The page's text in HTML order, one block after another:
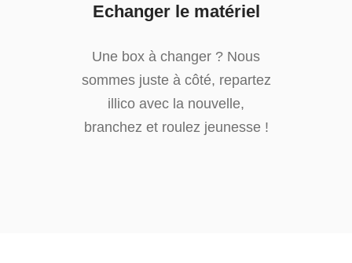
Echanger le matériel
Une box à changer ? Nous
sommes juste à côté, repartez
illico avec la nouvelle,
branchez et roulez jeunesse !